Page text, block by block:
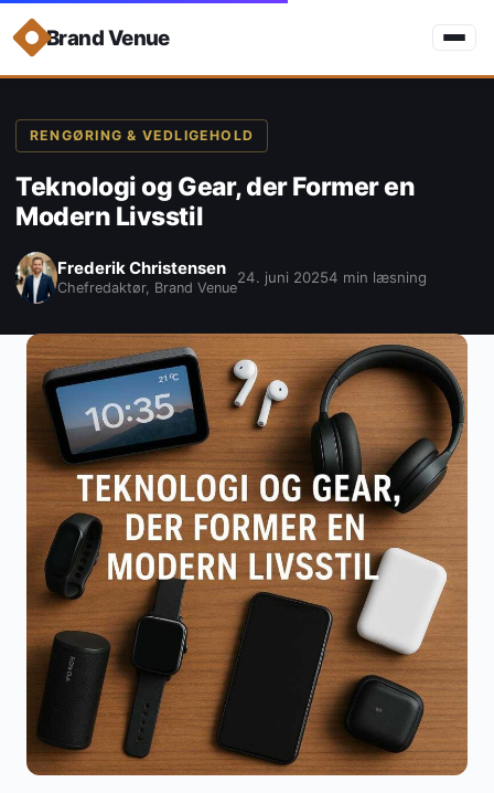
Brand Venue
RENGØRING & VEDLIGEHOLD
Teknologi og Gear, der Former en
Modern Livsstil
Frederik Christensen
Chefredaktør, Brand Venue
24. juni 20254 min læsning